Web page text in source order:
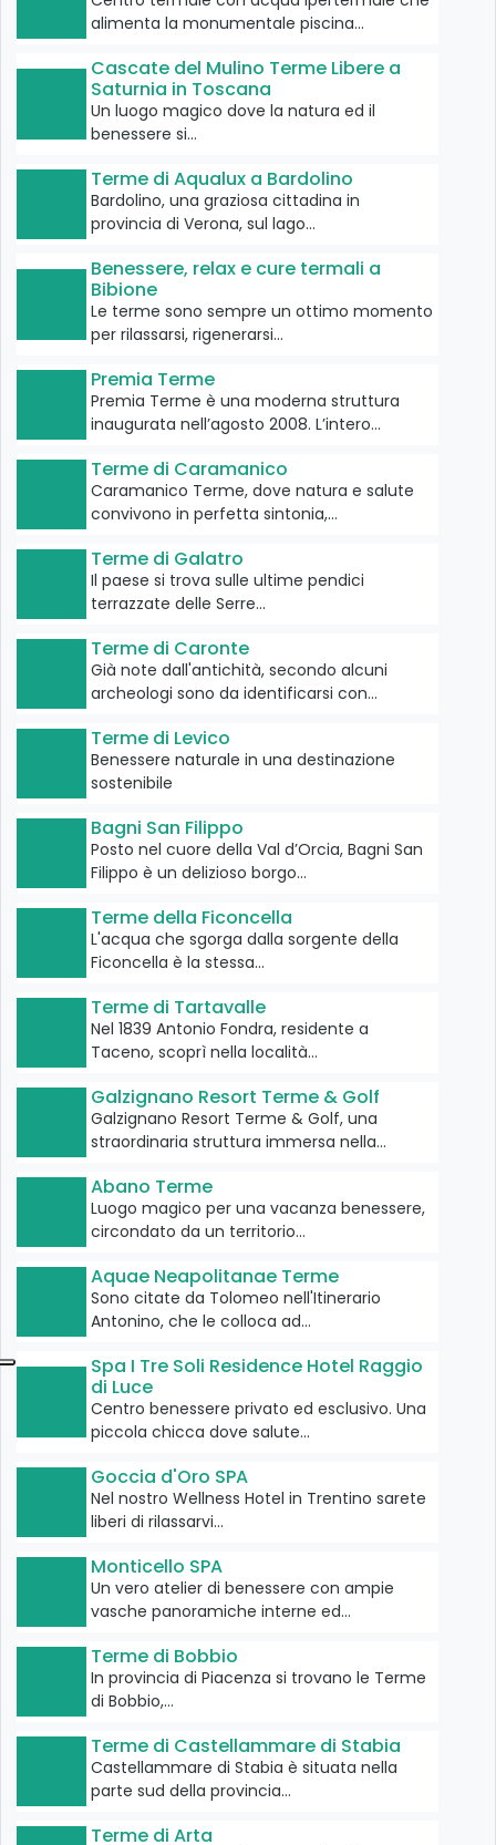
alimenta la monumentale piscina…
Cascate del Mulino Terme Libere a
Saturnia in Toscana
Un luogo magico dove la natura ed il
benessere si…
Terme di Aqualux a Bardolino
Bardolino, una graziosa cittadina in
provincia di Verona, sul lago…
Benessere, relax e cure termali a
Bibione
Le terme sono sempre un ottimo momento
per rilassarsi, rigenerarsi…
Premia Terme
Premia Terme è una moderna struttura
inaugurata nell’agosto 2008. L’intero…
Terme di Caramanico
Caramanico Terme, dove natura e salute
convivono in perfetta sintonia,…
Terme di Galatro
Il paese si trova sulle ultime pendici
terrazzate delle Serre…
Terme di Caronte
Già note dall'antichità, secondo alcuni
archeologi sono da identificarsi con…
Terme di Levico
Benessere naturale in una destinazione
sostenibile
Bagni San Filippo
Posto nel cuore della Val d’Orcia, Bagni San
Filippo è un delizioso borgo…
Terme della Ficoncella
L'acqua che sgorga dalla sorgente della
Ficoncella è la stessa…
Terme di Tartavalle
Nel 1839 Antonio Fondra, residente a
Taceno, scoprì nella località…
Galzignano Resort Terme & Golf
Galzignano Resort Terme & Golf, una
straordinaria struttura immersa nella…
Abano Terme
Luogo magico per una vacanza benessere,
circondato da un territorio…
Aquae Neapolitanae Terme
Sono citate da Tolomeo nell'Itinerario
Antonino, che le colloca ad…
Spa I Tre Soli Residence Hotel Raggio
di Luce
Centro benessere privato ed esclusivo. Una
piccola chicca dove salute…
Goccia d'Oro SPA
Nel nostro Wellness Hotel in Trentino sarete
liberi di rilassarvi…
Monticello SPA
Un vero atelier di benessere con ampie
vasche panoramiche interne ed…
Terme di Bobbio
In provincia di Piacenza si trovano le Terme
di Bobbio,…
Terme di Castellammare di Stabia
Castellammare di Stabia è situata nella
parte sud della provincia…
Terme di Arta